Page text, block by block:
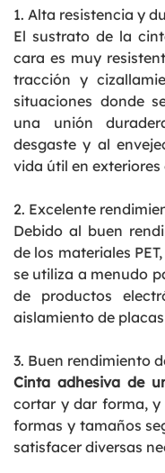
1. Alta resistencia y
El sustrato de la
cara es muy
tracción y
situaciones donde
una unión
desgaste y al
vida útil en
2. Excelente
Debido al buen
de los materiales
se utiliza a menudo
de productos
aislamiento de
3. Buen rendimiento
Cinta adhesiva de
cortar y dar forma, y
formas y tamaños
satisfacer diversas